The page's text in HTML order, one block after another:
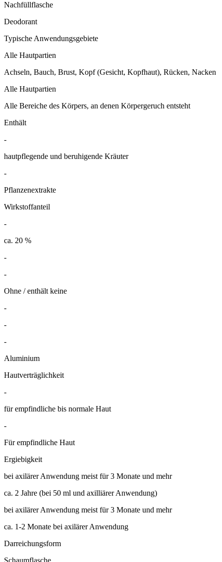
Nachfüllflasche
Deodorant
Typische Anwendungsgebiete
Alle Hautpartien
Achseln, Bauch, Brust, Kopf (Gesicht, Kopfhaut), Rücken, Nacken
Alle Hautpartien
Alle Bereiche des Körpers, an denen Körpergeruch entsteht
Enthält
-
hautpflegende und beruhigende Kräuter
-
Pflanzenextrakte
Wirkstoffanteil
-
ca. 20 %
-
-
Ohne / enthält keine
-
-
-
Aluminium
Hautverträglichkeit
-
für empfindliche bis normale Haut
-
Für empfindliche Haut
Ergiebigkeit
bei axilärer Anwendung meist für 3 Monate und mehr
ca. 2 Jahre (bei 50 ml und axilliärer Anwendung)
bei axilärer Anwendung meist für 3 Monate und mehr
ca. 1-2 Monate bei axilärer Anwendung
Darreichungsform